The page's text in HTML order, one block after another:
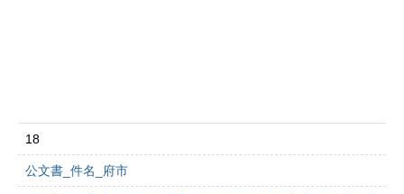
18
公文書_件名_府市